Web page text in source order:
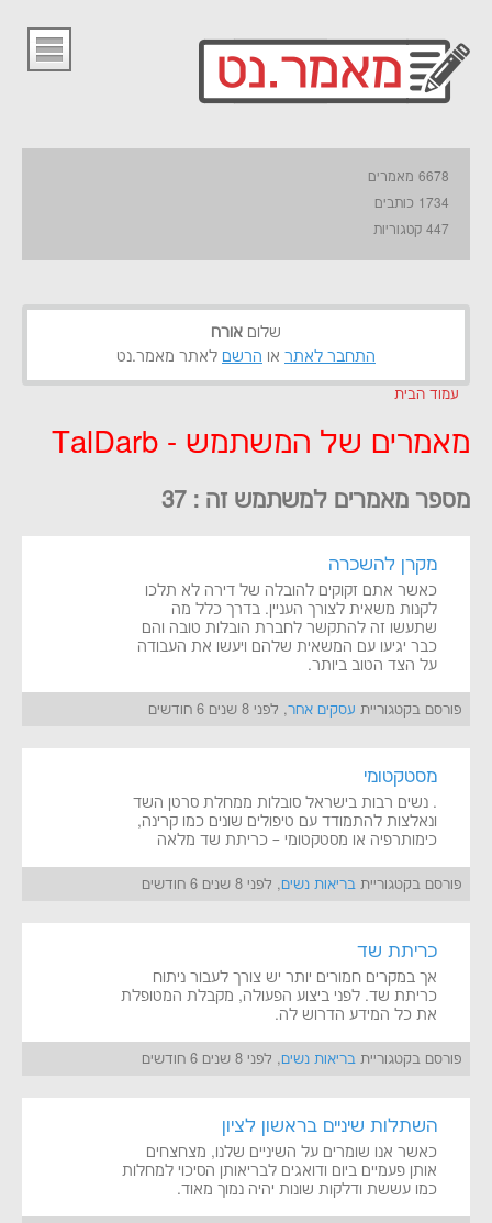
שלום אורח
התחבר לאתר או הרשם לאתר מאמר.נט
6678 מאמרים
1734 כותבים
447 קטגוריות
עמוד הבית
מאמרים של המשתמש - TalDarb
מספר מאמרים למשתמש זה : 37
מקרן להשכרה
כאשר אתם זקוקים להובלה של דירה לא תלכו
לקנות משאית לצורך העניין. בדרך כלל מה
שתעשו זה להתקשר לחברת הובלות טובה והם
כבר יגיעו עם המשאית שלהם ויעשו את העבודה
על הצד הטוב ביותר.
פורסם בקטגוריית עסקים אחר, לפני 8 שנים 6 חודשים
מסטקטומי
. נשים רבות בישראל סובלות ממחלת סרטן השד
ונאלצות להתמודד עם טיפולים שונים כמו קרינה,
כימותרפיה או מסטקטומי – כריתת שד מלאה
פורסם בקטגוריית בריאות נשים, לפני 8 שנים 6 חודשים
כריתת שד
אך במקרים חמורים יותר יש צורך לעבור ניתוח
כריתת שד. לפני ביצוע הפעולה, מקבלת המטופלת
את כל המידע הדרוש לה.
פורסם בקטגוריית בריאות נשים, לפני 8 שנים 6 חודשים
השתלות שיניים בראשון לציון
כאשר אנו שומרים על השיניים שלנו, מצחצחים
אותן פעמיים ביום ודואגים לבריאותן הסיכוי למחלות
כמו עששת ודלקות שונות יהיה נמוך מאוד.